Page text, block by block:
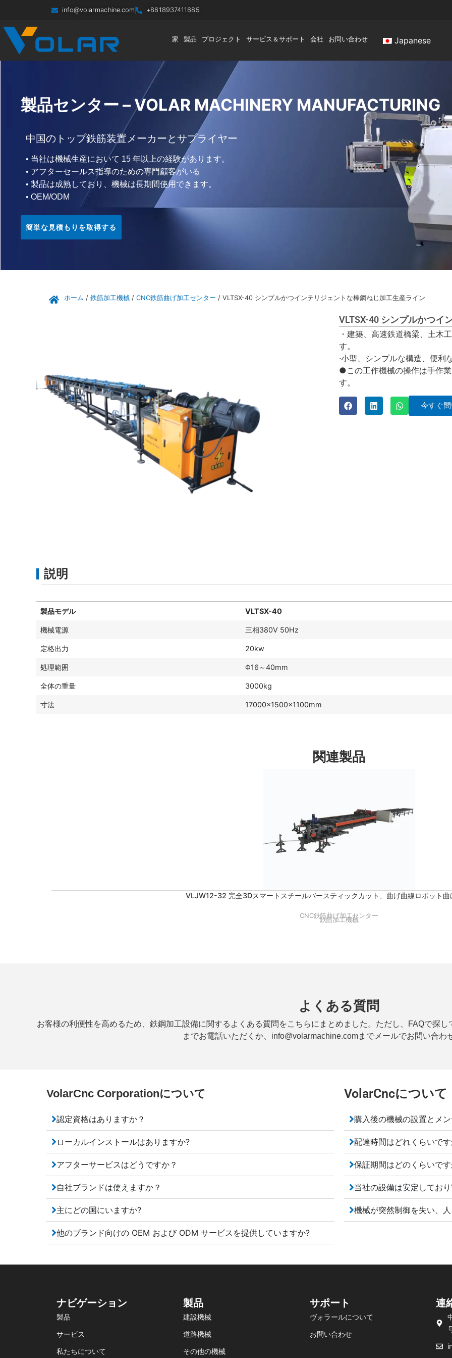
info@volarmachine.com +8618937411685
家 製品 プロジェクト サービス＆サポート 会社 お問い合わせ Japanese
製品センター – VOLAR MACHINERY MANUFACTURING
中国のトップ鉄筋装置メーカーとサプライヤー
• 当社は機械生産において 15 年以上の経験があります。
• アフターセールス指導のための専門顧客がいる
• 製品は成熟しており、機械は長期間使用できます。
• OEM/ODM
簡単な見積もりを取得する
ホーム / 鉄筋加工機械 / CNC鉄筋曲げ加工センター / VLTSX-40 シンプルかつインテリジェントな棒鋼ねじ加工生産ライン
VLTSX-40 シンプルかつイ
・建築、高速鉄道橋梁、土木
す。
·小型、シンプルな構造、便利
●この工作機械の操作は手作
す。
今すぐ
説明
製品モデル VLTSX-40
機械電源 三相380V 50Hz
定格出力 20kw
処理範囲 Φ16～40mm
全体の重量 3000kg
寸法 17000×1500×1100mm
関連製品
VLJW12-32 完全3Dスマートスチールバースティックカット、曲げ曲線ロボット曲
CNC鉄筋曲げ加工センター
鉄筋加工機械
よくある質問
お客様の利便性を高めるため、鉄鋼加工設備に関するよくある質問をこちらにまとめました。ただし、FAQで探
までお電話いただくか、info@volarmachine.comまでメールでお問い合わ
VolarCnc Corporationについて
認定資格はありますか？
ローカルインストールはありますか?
アフターサービスはどうですか？
自社ブランドは使えますか？
主にどの国にいますか?
他のブランド向けの OEM および ODM サービスを提供していますか?
VolarCncについて
購入後の機械の設置とメ
配達時間はどれくらいです
保証期間はどのくらいです
当社の設備は安定してお
機械が突然制御を失い、
ナビゲーション
製品
サービス
私たちについて
製品
建設機械
道路機械
その他の機械
サポート
ヴォラールについて
お問い合わせ
連